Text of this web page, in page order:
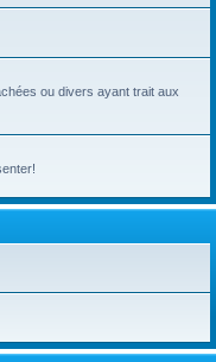
ou divers ayant trait aux